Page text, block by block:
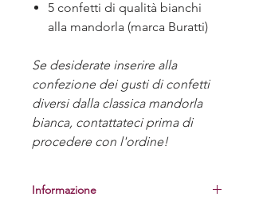
5 confetti di qualità bianchi
alla mandorla (marca Buratti)
Se desiderate inserire alla
confezione dei gusti di confetti
diversi dalla classica mandorla
bianca, contattateci prima di
procedere con l'ordine!
Informazione